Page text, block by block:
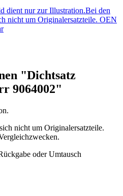
dient nur zur Illustration.Bei den
nicht um Originalersatzteile. OEN
"Dichtsatz
9064002"
nicht um Originalersatzteile.
oder Umtausch